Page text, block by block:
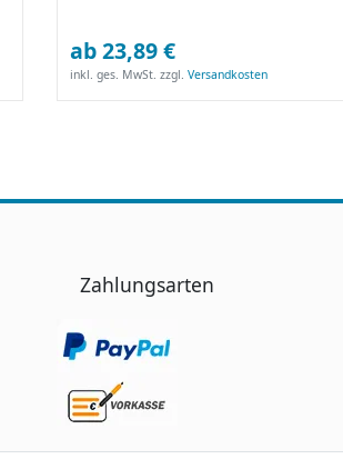
ab 23,89 €
inkl. ges. MwSt. zzgl.Versandkosten
Zahlungsarten